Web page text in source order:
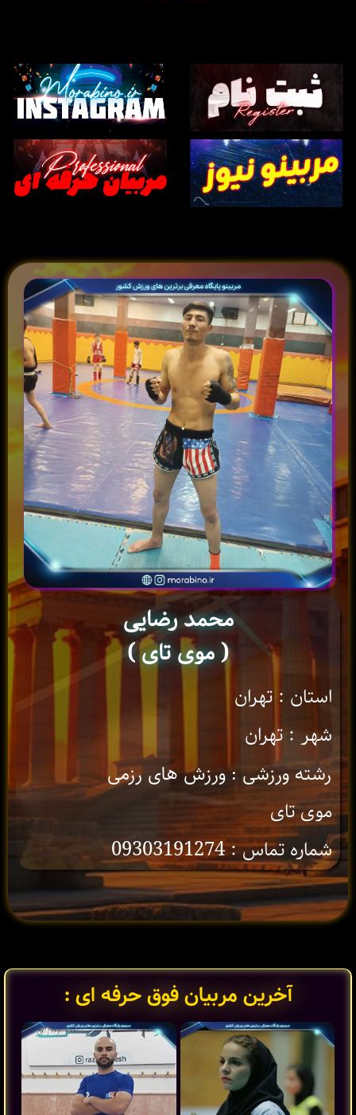
محمد رضایی
( موی تای )
استان : تهران
شهر : تهران
رشته ورزشی : ورزش های رزمی
موی تای
شماره تماس : 09303191274
آخرین مربیان فوق حرفه ای :